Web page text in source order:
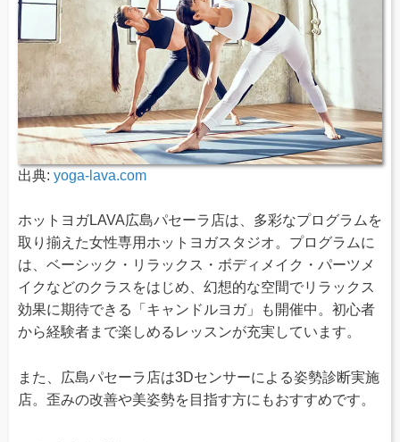
出典: yoga-lava.com
ホットヨガLAVA広島パセーラ店は、多彩なプログラムを
取り揃えた女性専用ホットヨガスタジオ。プログラムに
は、ベーシック・リラックス・ボディメイク・パーツメ
イクなどのクラスをはじめ、幻想的な空間でリラックス
効果に期待できる「キャンドルヨガ」も開催中。初心者
から経験者まで楽しめるレッスンが充実しています。
また、広島パセーラ店は3Dセンサーによる姿勢診断実施
店。歪みの改善や美姿勢を目指す方にもおすすめです。